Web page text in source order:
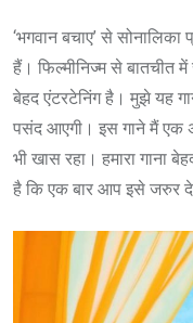
‘भगवान बचाए’ से
हैं। फिल्मीनिज्म से बातचीत में
बेहद एंटरटेनिंग है। मुझे यह
पसंद आएगी। इस गाने मैं
भी खास रहा। हमारा
है कि एक बार आप इसे जरुर